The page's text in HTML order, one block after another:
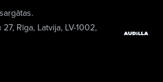
Rīga, Latvija, LV-1002,